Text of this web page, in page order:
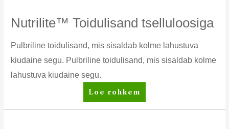
Nutrilite™ Toidulisand tselluloosiga
Pulbriline toidulisand, mis sisaldab kolme lahustuva
kiudaine segu. Pulbriline toidulisand, mis sisaldab kolme
lahustuva kiudaine segu.
Nutrilite™
Toidulisand
Loe rohkem